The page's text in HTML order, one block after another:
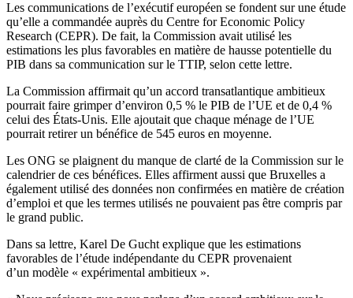
Les communications de l’exécutif européen se fondent sur une étude
qu’elle a commandée auprès du Centre for Economic Policy
Research (CEPR). De fait, la Commission avait utilisé les
estimations les plus favorables en matière de hausse potentielle du
PIB dans sa communication sur le TTIP, selon cette lettre.
La Commission affirmait qu’un accord transatlantique ambitieux
pourrait faire grimper d’environ 0,5 % le PIB de l’UE et de 0,4 %
celui des États-Unis. Elle ajoutait que chaque ménage de l’UE
pourrait retirer un bénéfice de 545 euros en moyenne.
Les ONG se plaignent du manque de clarté de la Commission sur le
calendrier de ces bénéfices. Elles affirment aussi que Bruxelles a
également utilisé des données non confirmées en matière de création
d’emploi et que les termes utilisés ne pouvaient pas être compris par
le grand public.
Dans sa lettre, Karel De Gucht explique que les estimations
favorables de l’étude indépendante du CEPR provenaient
d’un modèle « expérimental ambitieux ».